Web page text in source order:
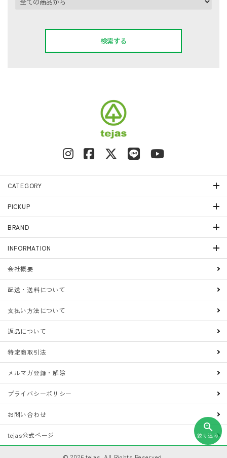
検索する
zoom_in
絞り込み
カテゴリー
CATEGORY
PICKUP
BRAND
INFORMATION
会社概要
配送・送料について
支払い方法について
返品について
特定商取引法
メルマガ登録・解除
プライバシーポリシー
お問い合わせ
tejas公式ページ